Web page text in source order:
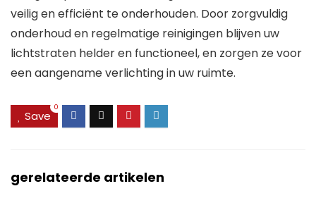
veilig en efficiënt te onderhouden. Door zorgvuldig
onderhoud en regelmatige reinigingen blijven uw
lichtstraten helder en functioneel, en zorgen ze voor
een aangename verlichting in uw ruimte.
Save
0
gerelateerde artikelen